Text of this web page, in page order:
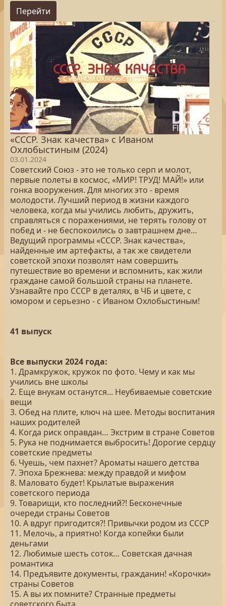
Перейти
«СССР. Знак качества» с Иваном
Охлобыстиным (2024)
03.01.2024
Советский Союз - это не только серп и молот,
первые полеты в космос, «МИР! ТРУД! МАЙ!» или
гонка вооружения. Для многих это - время
молодости. Лучший период в жизни каждого
человека, когда мы учились любить, дружить,
справляться с поражениями, не терять голову от
побед и - не беспокоились о завтрашнем дне…
Ведущий программы «СССР. Знак качества»,
найденные им артефакты, а так же свидетели
советской эпохи позволят нам совершить
путешествие во времени и вспомнить, как жили
граждане самой большой страны на планете.
Узнавайте про СССР в деталях, в ЧБ и цвете, с
юмором и серьезно - с Иваном Охлобыстиным!
41 выпуск
Все выпуски 2024 года:
1. Драмкружок, кружок по фото. Чему и как мы
учились вне школы
2. Еще внукам останутся... Неубиваемые советские
вещи
3. Обед на плите, ключ на шее. Методы воспитания
наших родителей
4. Когда риск оправдан… Экстрим в стране Советов
5. Рука не поднимается выбросить! Дорогие сердцу
советские предметы
6. Чуешь, чем пахнет? Ароматы нашего детства
7. Эпоха Брежнева: между правдой и мифом
8. Маловато будет! Крылатые выражения
советского периода
9. Товарищи, кто последний?! Бесконечные
очереди страны Советов
10. А вдруг пригодится?! Привычки родом из СССР
11. Мелочь, а приятно! Когда копейки были
деньгами
12. Любимые шесть соток… Советская дачная
романтика
14. Предъявите документы, гражданин! «Корочки»
страны Советов
15. А вы их помните? Странные предметы